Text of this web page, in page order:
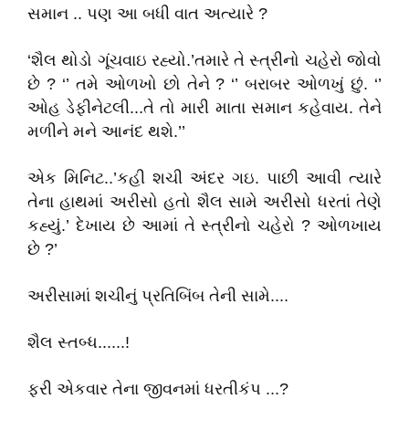
સમાન .. પણ આ બધી વાત અત્યારે ?
‘શૈલ થોડો ગૂંચવાઇ રહ્યો.’તમારે તે સ્ત્રીનો ચહેરો જોવો
છે ? ‘’ તમે ઓળખો છો તેને ? ‘’ બરાબર ઓળખું છું. ‘’
ઓહ ડેફીનેટલી...તે તો મારી માતા સમાન કહેવાય. તેને
મળીને મને આનંદ થશે.’’
એક મિનિટ..’કહી શચી અંદર ગઇ. પાછી આવી ત્યારે
તેના હાથમાં અરીસો હતો શૈલ સામે અરીસો ધરતાં તેણે
કહ્યું.’ દેખાય છે આમાં તે સ્ત્રીનો ચહેરો ? ઓળખાય
છે ?’
અરીસામાં શચીનું પ્રતિબિંબ તેની સામે....
શૈલ સ્તબ્ધ......!
ફરી એકવાર તેના જીવનમાં ધરતીકંપ ...?